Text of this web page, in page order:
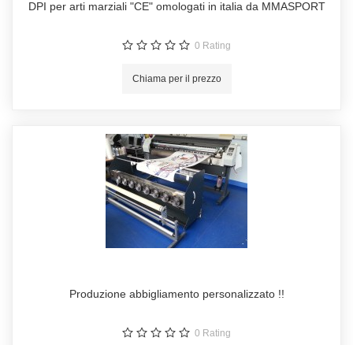
DPI per arti marziali "CE" omologati in italia da MMASPORT
0 Rating
Chiama per il prezzo
Produzione abbigliamento personalizzato !!
0 Rating